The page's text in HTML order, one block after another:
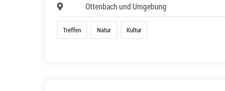
Ottenbach und Umgebung
Treffen Natur Kultur